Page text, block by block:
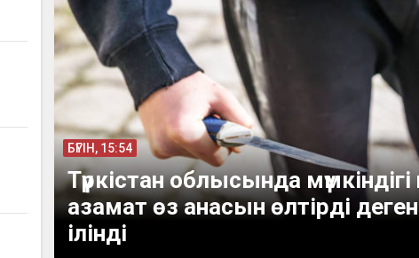
БҮГІН, 15:54
Түркістан облысында
азамат өз анасын өлтірді деген
ілінді